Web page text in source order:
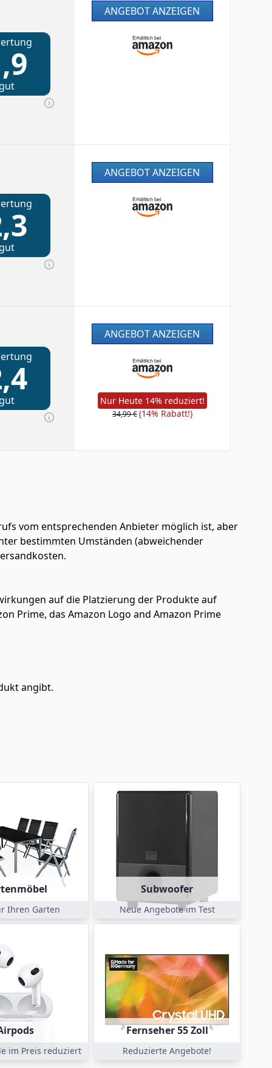
gut
ANGEBOT ANZEIGEN
gut
ANGEBOT ANZEIGEN
gut
ANGEBOT ANZEIGEN
Nur Heute 14% reduziert!
34,99 €(14% Rabatt!)
vom entsprechenden Anbieter möglich ist, aber
bestimmten Umständen (abweichender
auf die Platzierung der Produkte auf
Prime, das Amazon Logo and Amazon Prime
angibt.
Ihren Garten
Subwoofer
Neue Angebote im Test
im Preis reduziert
Fernseher 55 Zoll
Reduzierte Angebote!